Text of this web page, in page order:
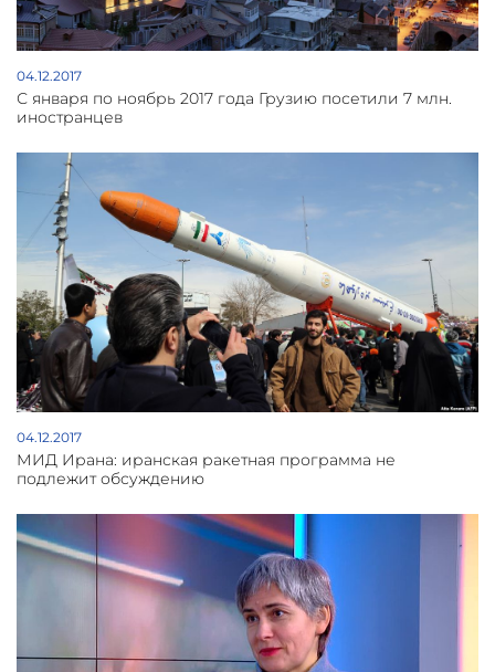
04.12.2017
С января по ноябрь 2017 года Грузию посетили 7 млн.
иностранцев
04.12.2017
МИД Ирана: иранская ракетная программа не
подлежит обсуждению